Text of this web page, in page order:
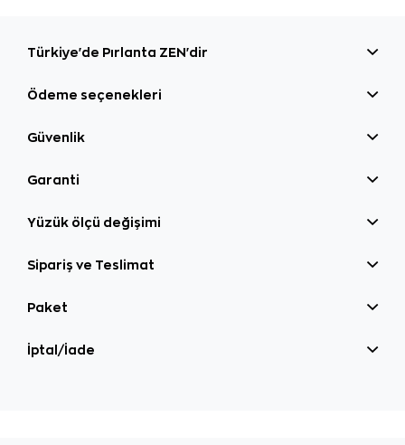
Türkiye'de Pırlanta ZEN'dir
Ödeme seçenekleri
Güvenlik
Garanti
Yüzük ölçü değişimi
Sipariş ve Teslimat
Paket
İptal/İade